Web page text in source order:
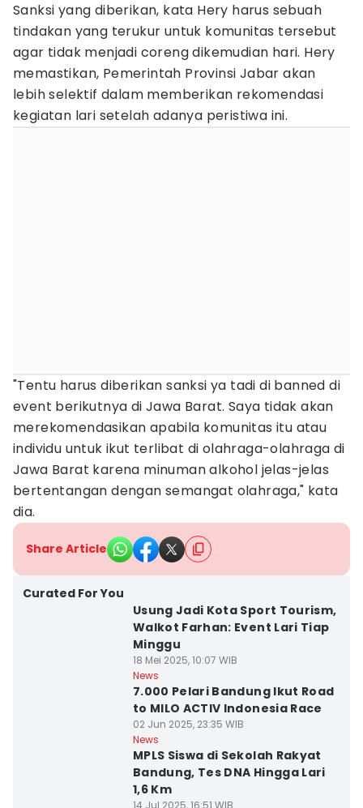
Sanksi yang diberikan, kata Hery harus sebuah
tindakan yang terukur untuk komunitas tersebut
agar tidak menjadi coreng dikemudian hari. Hery
memastikan, Pemerintah Provinsi Jabar akan
lebih selektif dalam memberikan rekomendasi
kegiatan lari setelah adanya peristiwa ini.
"Tentu harus diberikan sanksi ya tadi di banned di
event berikutnya di Jawa Barat. Saya tidak akan
merekomendasikan apabila komunitas itu atau
individu untuk ikut terlibat di olahraga-olahraga di
Jawa Barat karena minuman alkohol jelas-jelas
bertentangan dengan semangat olahraga," kata
dia.
Share Article
Curated For You
Usung Jadi Kota Sport Tourism,
Walkot Farhan: Event Lari Tiap
Minggu
18 Mei 2025, 10:07 WIB
News
7.000 Pelari Bandung Ikut Road
to MILO ACTIV Indonesia Race
02 Jun 2025, 23:35 WIB
News
MPLS Siswa di Sekolah Rakyat
Bandung, Tes DNA Hingga Lari
1,6 Km
14 Jul 2025, 16:51 WIB